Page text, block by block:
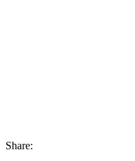
Share: